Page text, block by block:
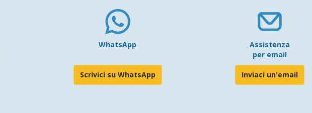
WhatsApp
Scrivici su WhatsApp
Assistenza
per email
Inviaci un'email